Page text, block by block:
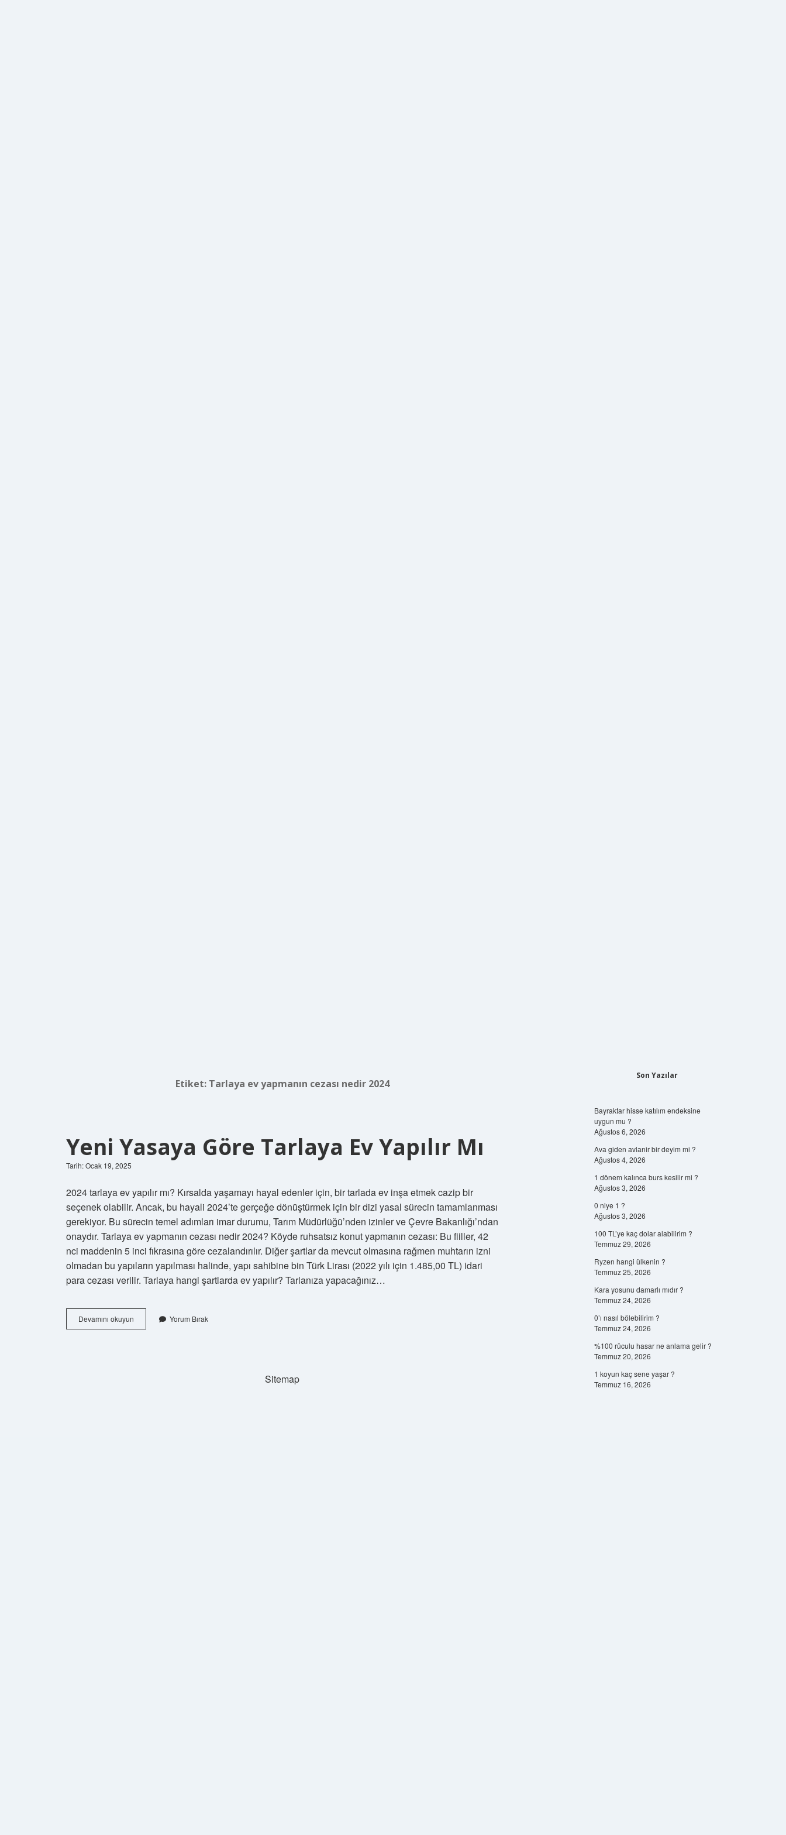
Etiket: Tarlaya ev yapmanın cezası nedir 2024
Yeni Yasaya Göre Tarlaya Ev Yapılır Mı
Tarih: Ocak 19, 2025
2024 tarlaya ev yapılır mı? Kırsalda yaşamayı hayal edenler için, bir tarlada ev inşa etmek cazip bir
seçenek olabilir. Ancak, bu hayali 2024’te gerçeğe dönüştürmek için bir dizi yasal sürecin tamamlanması
gerekiyor. Bu sürecin temel adımları imar durumu, Tarım Müdürlüğü’nden izinler ve Çevre Bakanlığı’ndan
onaydır. Tarlaya ev yapmanın cezası nedir 2024? Köyde ruhsatsız konut yapmanın cezası: Bu fiiller, 42
nci maddenin 5 inci fıkrasına göre cezalandırılır. Diğer şartlar da mevcut olmasına rağmen muhtarın izni
olmadan bu yapıların yapılması halinde, yapı sahibine bin Türk Lirası (2022 yılı için 1.485,00 TL) idari
para cezası verilir. Tarlaya hangi şartlarda ev yapılır? Tarlanıza yapacağınız…
Devamını okuyun
Yasaya
Yorum Bırak
Sitemap
Son Yazılar
Bayraktar hisse katılım endeksine
uygun mu ?
Ağustos 6, 2026
Ava giden avlanir bir deyim mi ?
Ağustos 4, 2026
1 dönem kalınca burs kesilir mi ?
Ağustos 3, 2026
0 niye 1 ?
Ağustos 3, 2026
100 TL’ye kaç dolar alabilirim ?
Temmuz 29, 2026
Ryzen hangi ülkenin ?
Temmuz 25, 2026
Kara yosunu damarlı mıdır ?
Temmuz 24, 2026
0’ı nasıl bölebilirim ?
Temmuz 24, 2026
%100 rüculu hasar ne anlama gelir ?
Temmuz 20, 2026
1 koyun kaç sene yaşar ?
Temmuz 16, 2026